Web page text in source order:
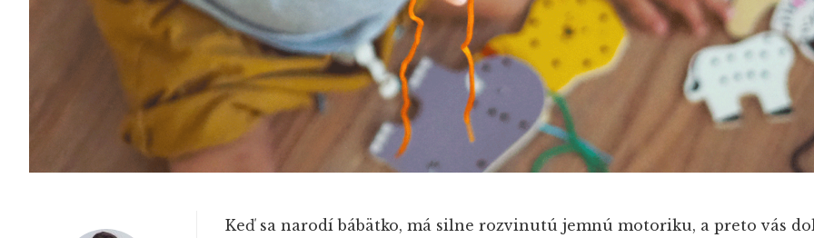
Keď sa narodí bábätko, má silne rozvinutú jemnú motoriku, a preto vás